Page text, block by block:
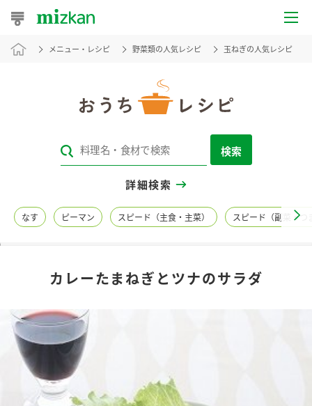
おうちレシピ
レシピカテゴリ一覧
レシピ名特集
商品情報
商品カテゴリ
新商品一覧
キャンペーン情報
メニュー・レシピ 野菜類の人気レシピ 玉ねぎの人気レシピ
検索
詳細検索
なす ピーマン スピード（主食・主菜） スピード（副菜・つ
カレーたまねぎとツナのサラダ